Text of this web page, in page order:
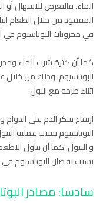
الماء. فالتعرض للاسهال أو
المفقود من خلال الطعام
في مخزونات البوتاسيوم
كما أن كثرة شرب الماء
البوتاسيوم. وذلك من خلال
اثناء طرحه مع البول.
ارتفاع سكر الدم على
البوتاسيوم بسبب عملية
و التبول. كما أن تناول
يسبب نقصان البوتاسيوم في
سادسا: مصادر